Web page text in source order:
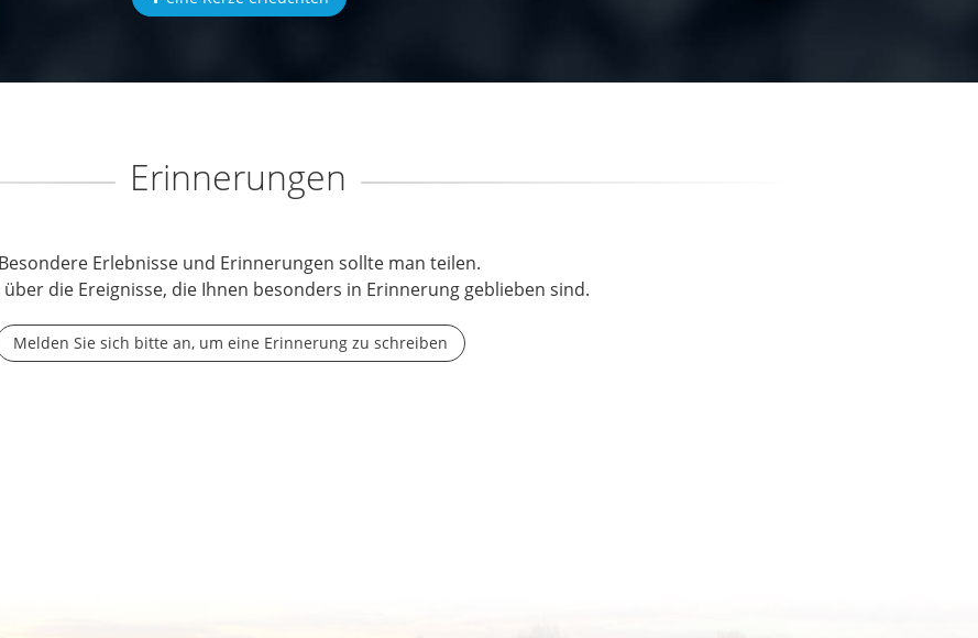
Erinnerungen
Besondere Erlebnisse und Erinnerungen sollte man teilen.
über die Ereignisse, die Ihnen besonders in Erinnerung geblieben sind.
Melden Sie sich bitte an, um eine Erinnerung zu schreiben